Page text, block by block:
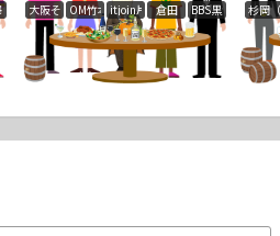
大阪そふと彦坂
OM竹本 itjoin片渕倉田 BBS黒澤 杉岡